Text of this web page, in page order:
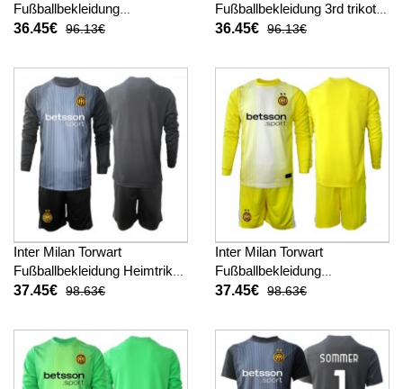
Fußballbekleidung
Auswärtstrikot Kinder 2025-
36.45€ 96.13€
Fußballbekleidung 3rd trikot
Kinder 2025-26 Kurzarm (+
36.45€ 96.13€
Inter Milan Torwart
Fußballbekleidung Heimtrikot
Kinder 2025-26 Langarm (+
37.45€ 98.63€
Inter Milan Torwart
Fußballbekleidung
Auswärtstrikot Kinder 2025-
37.45€ 98.63€